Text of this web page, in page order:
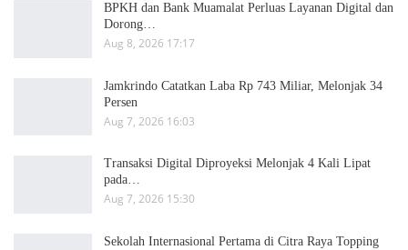
BPKH dan Bank Muamalat Perluas Layanan Digital dan
Dorong…
Aug 8, 2026 17:17
Jamkrindo Catatkan Laba Rp 743 Miliar, Melonjak 34
Persen
Aug 7, 2026 16:03
Transaksi Digital Diproyeksi Melonjak 4 Kali Lipat
pada…
Aug 7, 2026 15:30
Sekolah Internasional Pertama di Citra Raya Topping